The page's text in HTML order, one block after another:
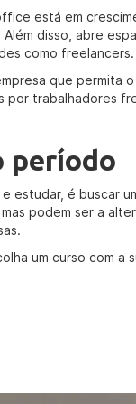
está em
disso, abre
como freelancers.
que permita
por trabalhadores
período
estudar, é buscar
podem ser a
um curso com a